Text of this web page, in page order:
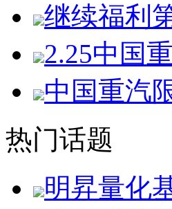
继续福利
2.25中国
中国重汽
热门话题
明昇量化